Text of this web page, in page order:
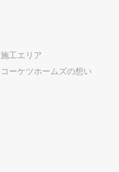
施工エリア
コーケツホームズの想い